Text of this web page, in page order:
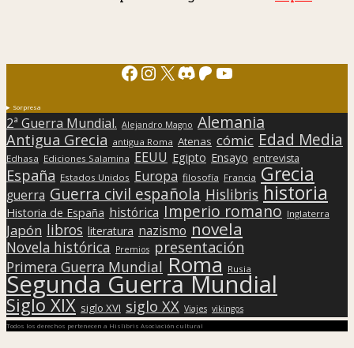
Facebook
Instagram
X Discord
Patreon
YouTube
Sorpresa
2ª Guerra Mundial. Alejandro Magno Alemania
Antigua Grecia antigua Roma Atenas cómic Edad Media
Edhasa Ediciones Salamina EEUU Egipto Ensayo entrevista
España Estados Unidos Europa filosofía Francia Grecia
guerra Guerra civil española Hislibris historia
Historia de España histórica Imperio romano Inglaterra
Japón libros literatura nazismo novela
Novela histórica Premios presentación
Primera Guerra Mundial Roma Rusia
Segunda Guerra Mundial
Siglo XIX siglo XVI siglo XX Viajes vikingos
Todos los derechos pertenecen a Hislibris Asociación cultural